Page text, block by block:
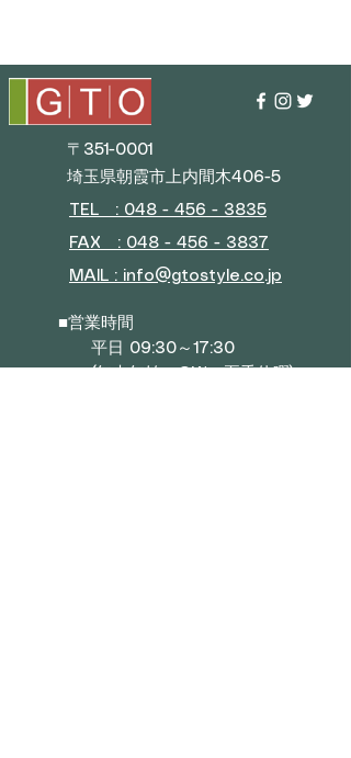
〒351-0001
埼玉県朝霞市上内間木406-5
TEL : 048 - 456 - 3835​
FAX : 048 - 456 - 3837
MAIL : info@gtostyle.co.jp
■営業時間
平日 09:30～17:30